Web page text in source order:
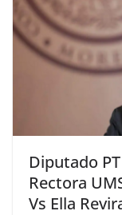
Diputado
Rectora
Vs Ella